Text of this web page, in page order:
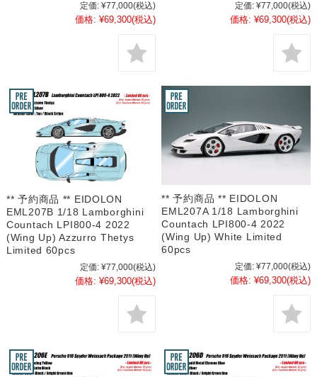
定価: ¥77,000(税込)
価格: ¥69,300(税込)
定価: ¥77,000(税込)
価格: ¥69,300(税込)
** 予約商品 ** EIDOLON
EML207B 1/18 Lamborghini
Countach LPI800-4 2022
(Wing Up) Azzurro Thetys
Limited 60pcs
定価: ¥77,000(税込)
価格: ¥69,300(税込)
** 予約商品 ** EIDOLON
EML207A 1/18 Lamborghini
Countach LPI800-4 2022
(Wing Up) White Limited
60pcs
定価: ¥77,000(税込)
価格: ¥69,300(税込)